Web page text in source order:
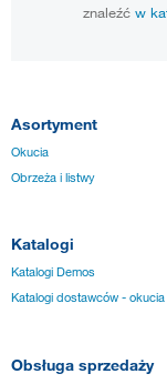
znaleźć w
Asortyment
Okucia
Obrzeża i listwy
Katalogi
Katalogi Demos
Katalogi dostawców -
Obsługa sprzedaży